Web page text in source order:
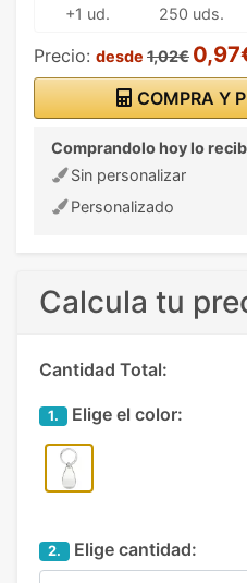
+1 ud. 250 uds.
Precio: desde 1,02€
COMPRA Y
Comprandolo hoy lo
Sin personalizar
Personalizado
Calcula tu
Cantidad Total:
1. Elige el color:
2. Elige cantidad: